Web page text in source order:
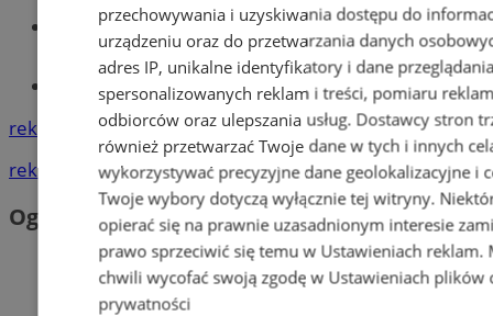
Wiadomości lokalne
Tworzenie stron www - Orzesze
reklama
reklama
Ogłoszenia
przechowywania i uzyskiwania dostępu do
urządzeniu oraz do przetwarzania danych
adres IP, unikalne identyfikatory i dane
spersonalizowanych reklam i treści, pomiaru
odbiorców oraz ulepszania usług. Dostawcy stron
również przetwarzać Twoje dane w tych i innych
wykorzystywać precyzyjne dane geolokalizacyjne i
Twoje wybory dotyczą wyłącznie tej witryny.
opierać się na prawnie uzasadnionym interesie
prawo sprzeciwić się temu w Ustawieniach reklam.
chwili wycofać swoją zgodę w Ustawieniach plików
prywatności